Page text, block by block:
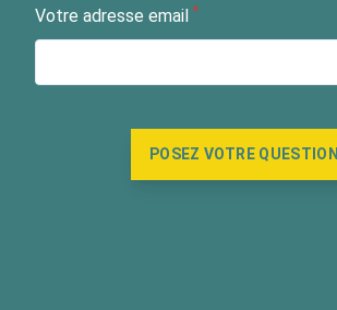
Votre adresse email *
POSEZ VOTRE QUESTION